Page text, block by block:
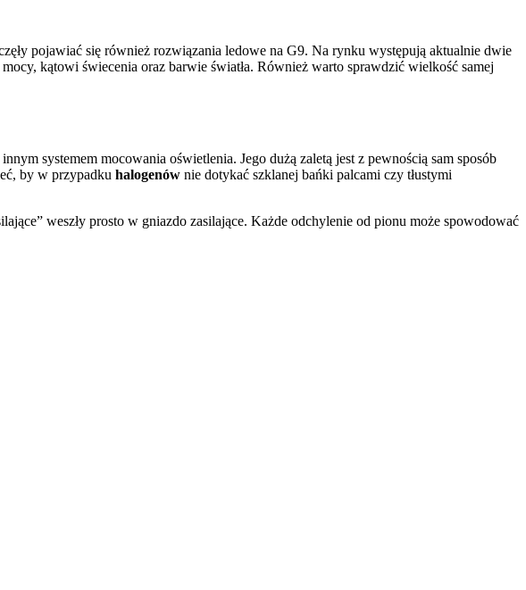
pojawiać się również rozwiązania ledowe na G9. Na rynku występują aktualnie dwie
kątowi świecenia oraz barwie światła. Również warto sprawdzić wielkość samej
systemem mocowania oświetlenia. Jego dużą zaletą jest z pewnością sam sposób
by w przypadku halogenów nie dotykać szklanej bańki palcami czy tłustymi
weszły prosto w gniazdo zasilające. Każde odchylenie od pionu może spowodować